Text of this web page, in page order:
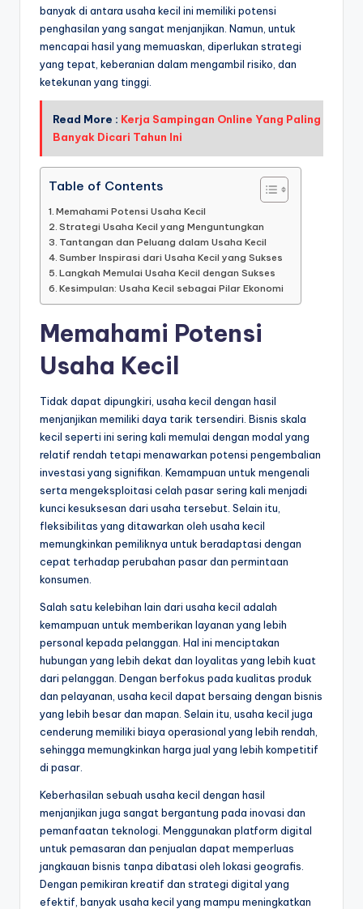
banyak di antara usaha kecil ini memiliki potensi
penghasilan yang sangat menjanjikan. Namun, untuk
mencapai hasil yang memuaskan, diperlukan strategi
yang tepat, keberanian dalam mengambil risiko, dan
ketekunan yang tinggi.
Read More : Kerja Sampingan Online Yang Paling
Banyak Dicari Tahun Ini
Table of Contents
Memahami Potensi Usaha Kecil
Strategi Usaha Kecil yang Menguntungkan
Tantangan dan Peluang dalam Usaha Kecil
Sumber Inspirasi dari Usaha Kecil yang Sukses
Langkah Memulai Usaha Kecil dengan Sukses
Kesimpulan: Usaha Kecil sebagai Pilar Ekonomi
Memahami Potensi
Usaha Kecil
Tidak dapat dipungkiri, usaha kecil dengan hasil
menjanjikan memiliki daya tarik tersendiri. Bisnis skala
kecil seperti ini sering kali memulai dengan modal yang
relatif rendah tetapi menawarkan potensi pengembalian
investasi yang signifikan. Kemampuan untuk mengenali
serta mengeksploitasi celah pasar sering kali menjadi
kunci kesuksesan dari usaha tersebut. Selain itu,
fleksibilitas yang ditawarkan oleh usaha kecil
memungkinkan pemiliknya untuk beradaptasi dengan
cepat terhadap perubahan pasar dan permintaan
konsumen.
Salah satu kelebihan lain dari usaha kecil adalah
kemampuan untuk memberikan layanan yang lebih
personal kepada pelanggan. Hal ini menciptakan
hubungan yang lebih dekat dan loyalitas yang lebih kuat
dari pelanggan. Dengan berfokus pada kualitas produk
dan pelayanan, usaha kecil dapat bersaing dengan bisnis
yang lebih besar dan mapan. Selain itu, usaha kecil juga
cenderung memiliki biaya operasional yang lebih rendah,
sehingga memungkinkan harga jual yang lebih kompetitif
di pasar.
Keberhasilan sebuah usaha kecil dengan hasil
menjanjikan juga sangat bergantung pada inovasi dan
pemanfaatan teknologi. Menggunakan platform digital
untuk pemasaran dan penjualan dapat memperluas
jangkauan bisnis tanpa dibatasi oleh lokasi geografis.
Dengan pemikiran kreatif dan strategi digital yang
efektif, banyak usaha kecil yang mampu meningkatkan